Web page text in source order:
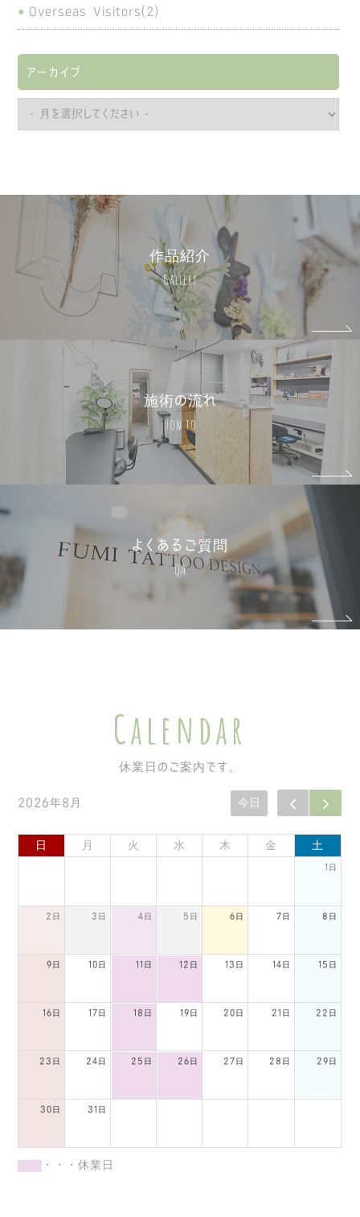
Overseas Visitors(2)
アーカイブ
作品紹介
Gallery
施術の流れ
How to
よくあるご質問
QA
Calendar
休業日のご案内です。
2026年8月 今日
日 月 火 水 木 金 土
1日
2日 3日 4日 5日 6日 7日 8日
9日 10日 11日 12日 13日 14日 15日
16日 17日 18日 19日 20日 21日 22日
23日 24日 25日 26日 27日 28日 29日
30日 31日
・・・休業日